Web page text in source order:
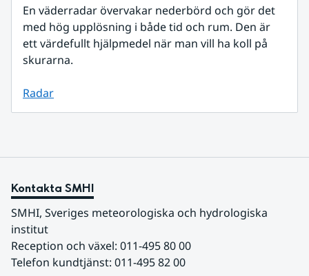
En väderradar övervakar nederbörd och gör det
med hög upplösning i både tid och rum. Den är
ett värdefullt hjälpmedel när man vill ha koll på
skurarna.
Radar
Kontakta SMHI
SMHI, Sveriges meteorologiska och hydrologiska
institut
Reception och växel: 011-495 80 00
Telefon kundtjänst: 011-495 82 00